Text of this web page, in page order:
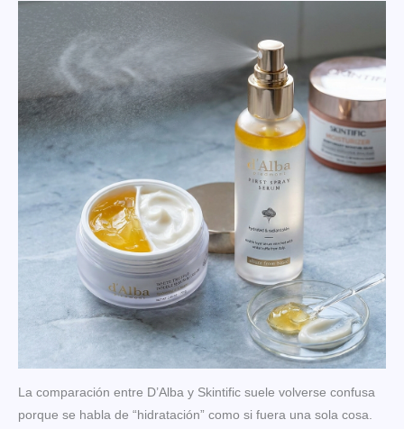
La comparación entre D’Alba y Skintific suele volverse confusa
porque se habla de “hidratación” como si fuera una sola cosa.